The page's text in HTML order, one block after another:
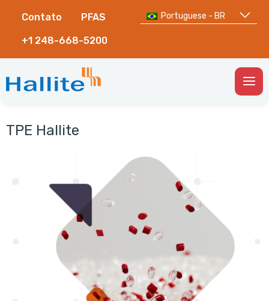
Contato PFAS
+1 248-668-5200
Portuguese - BR
TPE Hallite